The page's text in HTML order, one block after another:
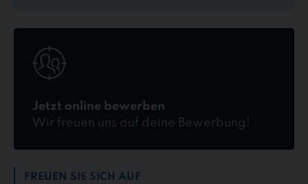
Jetzt online bewerben
Wir freuen uns auf deine Bewerbung!
online
bewerben
FREUEN SIE SICH AUF